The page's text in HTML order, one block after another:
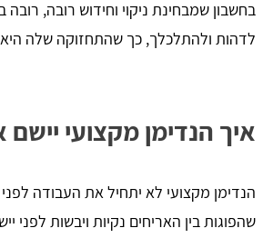
בחשבון שמבחינת ניקוי וחידוש רובה, רובה
לדהות ולהתלכלך, כך שהתחזוקה שלה היא
איך הנדימן מקצועי
הנדימן מקצועי לא יתחיל את העבודה לפני
שהפוגות בין האריחים נקיות ויבשות לפני